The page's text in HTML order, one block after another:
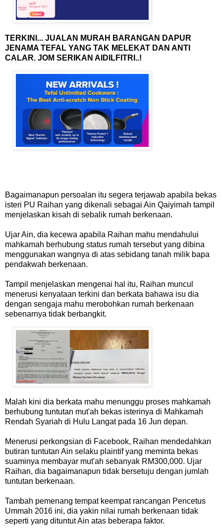
TERKINI... JUALAN MURAH BARANGAN DAPUR
JENAMA TEFAL YANG TAK MELEKAT DAN ANTI
CALAR. JOM SERIKAN AIDILFITRI..!
Bagaimanapun persoalan itu segera terjawab apabila bekas
isteri PU Raihan yang dikenali sebagai Ain Qaiyimah tampil
menjelaskan kisah di sebalik rumah berkenaan.
Ujar Ain, dia kecewa apabila Raihan mahu mendahului
mahkamah berhubung status rumah tersebut yang dibina
menggunakan wangnya di atas sebidang tanah milik bapa
pendakwah berkenaan.
Tampil menjelaskan mengenai hal itu, Raihan muncul
menerusi kenyataan terkini dan berkata bahawa isu dia
dengan sengaja mahu merobohkan rumah berkenaan
sebenarnya tidak berbangkit.
Malah kini dia berkata mahu menunggu proses mahkamah
berhubung tuntutan mut'ah bekas isterinya di Mahkamah
Rendah Syariah di Hulu Langat pada 16 Jun depan.
Menerusi perkongsian di Facebook, Raihan mendedahkan
butiran tuntutan Ain selaku plaintif yang meminta bekas
suaminya membayar mut'ah sebanyak RM300,000. Ujar
Raihan, dia bagaimanapun tidak bersetuju dengan jumlah
tuntutan berkenaan.
Tambah pemenang tempat keempat rancangan Pencetus
Ummah 2016 ini, dia yakin nilai rumah berkenaan tidak
seperti yang dituntut Ain atas beberapa faktor.